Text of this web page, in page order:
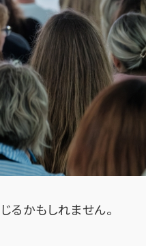
るかもしれません。